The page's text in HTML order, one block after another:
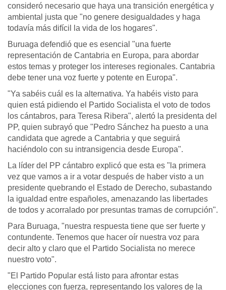
consideró necesario que haya una transición energética y
ambiental justa que "no genere desigualdades y haga
todavía más difícil la vida de los hogares".
Buruaga defendió que es esencial "una fuerte
representación de Cantabria en Europa, para abordar
estos temas y proteger los intereses regionales. Cantabria
debe tener una voz fuerte y potente en Europa".
"Ya sabéis cuál es la alternativa. Ya habéis visto para
quien está pidiendo el Partido Socialista el voto de todos
los cántabros, para Teresa Ribera", alertó la presidenta del
PP, quien subrayó que "Pedro Sánchez ha puesto a una
candidata que agrede a Cantabria y que seguirá
haciéndolo con su intransigencia desde Europa".
La líder del PP cántabro explicó que esta es "la primera
vez que vamos a ir a votar después de haber visto a un
presidente quebrando el Estado de Derecho, subastando
la igualdad entre españoles, amenazando las libertades
de todos y acorralado por presuntas tramas de corrupción".
Para Buruaga, "nuestra respuesta tiene que ser fuerte y
contundente. Tenemos que hacer oír nuestra voz para
decir alto y claro que el Partido Socialista no merece
nuestro voto".
"El Partido Popular está listo para afrontar estas
elecciones con fuerza, representando los valores de la